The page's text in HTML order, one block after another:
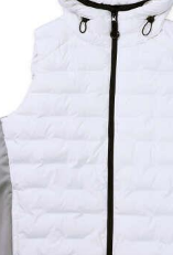
絡、ご確認をさせて頂